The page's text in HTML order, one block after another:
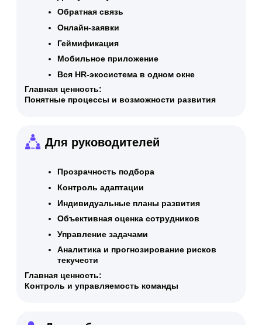
Обсудить
от 500 000 ₽
Оптимальный |5 недель
Обсудить
от 800 000 ₽
Расширенный |
Максимальный |